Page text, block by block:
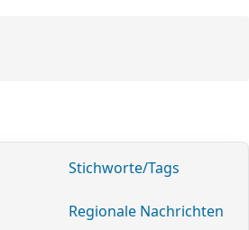
Stichworte/Tags
Regionale Nachrichten